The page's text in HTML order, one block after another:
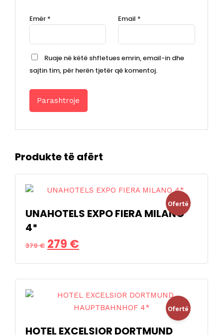
Emër * Email *
Ruaje në këtë shfletues emrin, email-in dhe
sajtin tim, për herën tjetër që komentoj.
Produkte të afërt
Ofertë
UNAHOTELS EXPO FIERA MILANO
4*
379€ Çmimi
origjinal
qe:
379 €.
279 €
i
tanishëm
është:
Ofertë
HOTEL EXCELSIOR DORTMUND